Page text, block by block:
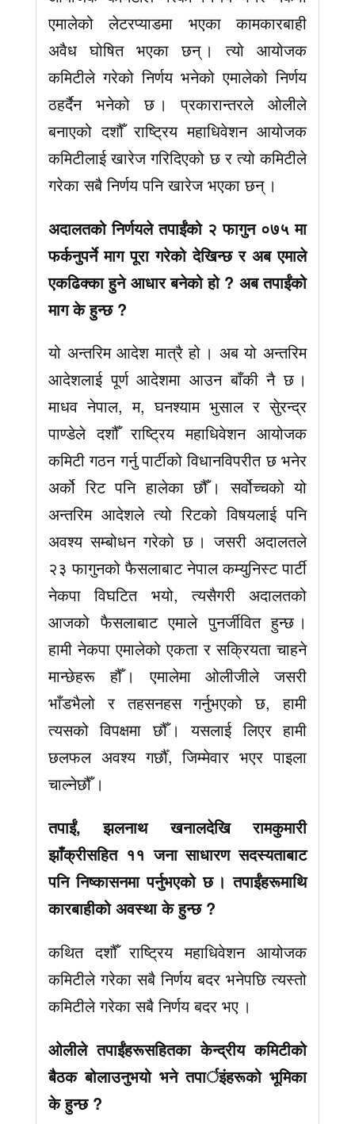
एमालेको लेटरप्याडमा भएका कामकारबाही
अवैध घोषित भएका छन् । त्यो आयोजक
कमिटीले गरेको निर्णय भनेको एमालेको निर्णय
ठहर्दैन भनेको छ । प्रकारान्तरले ओलीले
बनाएको दशौँ राष्ट्रिय महाधिवेशन आयोजक
कमिटीलाई खारेज गरिदिएको छ र त्यो कमिटीले
गरेका सबै निर्णय पनि खारेज भएका छन् ।
अदालतको निर्णयले तपाईंको २ फागुन ०७५ मा
फर्कनुपर्ने माग पूरा गरेको देखिन्छ र अब एमाले
एकढिक्का हुने आधार बनेको हो ? अब तपाईंको
माग के हुन्छ ?
यो अन्तरिम आदेश मात्रै हो । अब यो अन्तरिम
आदेशलाई पूर्ण आदेशमा आउन बाँकी नै छ ।
माधव नेपाल, म, घनश्याम भुसाल र सुेरन्द्र
पाण्डेले दशौँ राष्ट्रिय महाधिवेशन आयोजक
कमिटी गठन गर्नु पार्टीको विधानविपरीत छ भनेर
अर्को रिट पनि हालेका छौँ । सर्वोच्चको यो
अन्तरिम आदेशले त्यो रिटको विषयलाई पनि
अवश्य सम्बोधन गरेको छ । जसरी अदालतले
२३ फागुनको फैसलाबाट नेपाल कम्युनिस्ट पार्टी
नेकपा विघटित भयो, त्यसैगरी अदालतको
आजको फैसलाबाट एमाले पुनर्जीवित हुन्छ ।
हामी नेकपा एमालेको एकता र सक्रियता चाहने
मान्छेहरू हौँ । एमालेमा ओलीजीले जसरी
भाँडभैलो र तहसनहस गर्नुभएको छ, हामी
त्यसको विपक्षमा छौँ । यसलाई लिएर हामी
छलफल अवश्य गर्छौँ, जिम्मेवार भएर पाइला
चाल्नेछौँ ।
तपाईं, झलनाथ खनालदेखि रामकुमारी
झाँक्रीसहित ११ जना साधारण सदस्यताबाट
पनि निष्कासनमा पर्नुभएको छ । तपाईंहरूमाथि
कारबाहीको अवस्था के हुन्छ ?
कथित दशौँ राष्ट्रिय महाधिवेशन आयोजक
कमिटीले गरेका सबै निर्णय बदर भनेपछि त्यस्तो
कमिटीले गरेका सबै निर्णय बदर भए ।
ओलीले तपाईंहरूसहितका केन्द्रीय कमिटीको
बैठक बोलाउनुभयो भने तपार्इंहरूको भूमिका
के हुन्छ ?